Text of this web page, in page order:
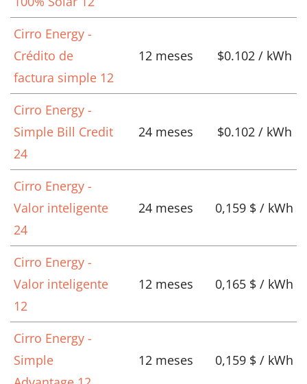
Cirro Energy -
Crédito de
factura simple 12
12 meses $0.102 / kWh
Cirro Energy -
Simple Bill Credit
24
24 meses $0.102 / kWh
Cirro Energy -
Valor inteligente
24
24 meses 0,159 $ / kWh
Cirro Energy -
Valor inteligente
12
12 meses 0,165 $ / kWh
Cirro Energy -
Simple
12 meses 0,159 $ / kWh